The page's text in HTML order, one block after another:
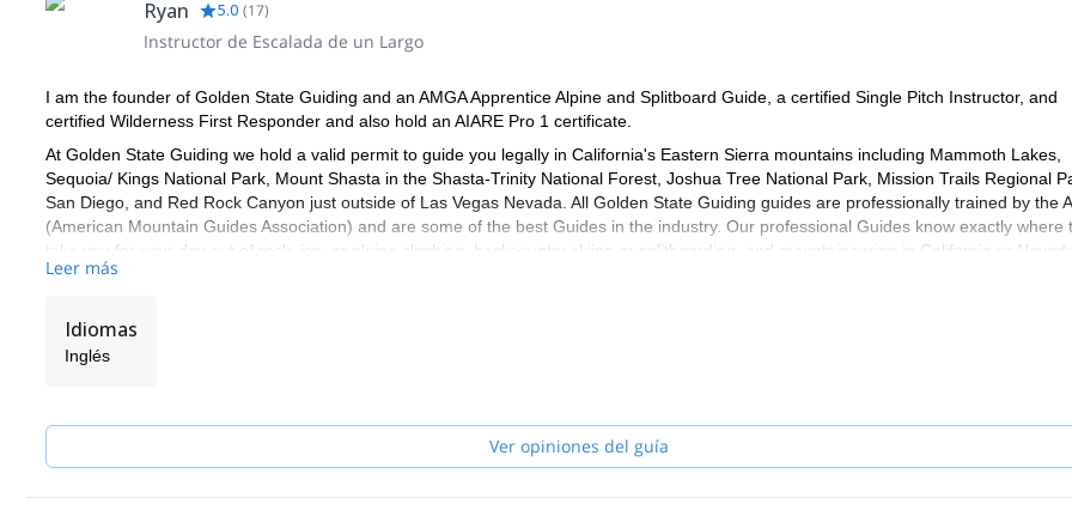
Ryan 5.0 (17)
Instructor de Escalada de un Largo
I am the founder of Golden State Guiding and an AMGA Apprentice Alpine and Splitboard Guide, a certified Single Pitch Instructor, and
certified Wilderness First Responder and also hold an AIARE Pro 1 certificate.
At Golden State Guiding we hold a valid permit to guide you legally in California's Eastern Sierra mountains including Mammoth Lakes,
Sequoia/ Kings National Park, Mount Shasta in the Shasta-Trinity National Forest, Joshua Tree National Park, Mission Trails Regional
San Diego, and Red Rock Canyon just outside of Las Vegas Nevada. All Golden State Guiding guides are professionally trained by the
(American Mountain Guides Association) and are some of the best Guides in the industry. Our professional Guides know exactly where
take you for your day out of rock, ice, or alpine climbing, backcountry skiing or splitboarding, and mountaineering in California or
- San Diego (Mission Gorge or Mount Woodson)
- Mount Shasta in Shasta-Trinity National Forest in the Southern Cascades
Leer más
Idiomas
Inglés
Ver opiniones del guía